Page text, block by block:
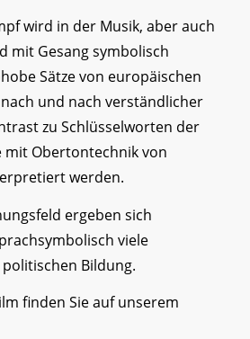
wird in der Musik, aber auch
mit Gesang symbolisch
Sätze von europäischen
und nach verständlicher
zu Schlüsselworten der
mit Obertontechnik von
werden.
ergeben sich
viele
Bildung.
finden Sie auf unserem